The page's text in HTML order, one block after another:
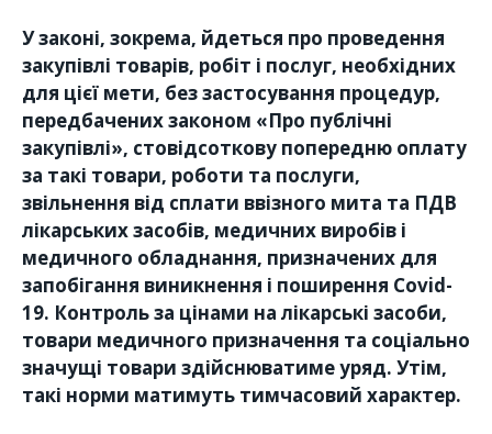
У законі, зокрема, йдеться про проведення
закупівлі товарів, робіт і послуг, необхідних
для цієї мети, без застосування процедур,
передбачених законом «Про публічні
закупівлі», стовідсоткову попередню оплату
за такі товари, роботи та послуги,
звільнення від сплати ввізного мита та ПДВ
лікарських засобів, медичних виробів і
медичного обладнання, призначених для
запобігання виникнення і поширення Covid-
19. Контроль за цінами на лікарські засоби,
товари медичного призначення та соціально
значущі товари здійснюватиме уряд. Утім,
такі норми матимуть тимчасовий характер.